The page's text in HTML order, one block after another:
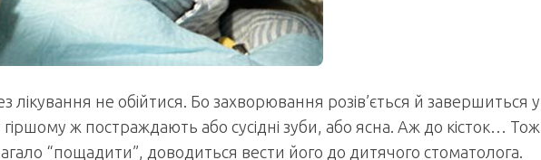
лікування не обійтися. Бо захворювання розів’ється й завершиться у
ж постраждають або сусідні зуби, або ясна. Аж до кісток… Тож
“пощадити”, доводиться вести його до дитячого стоматолога.